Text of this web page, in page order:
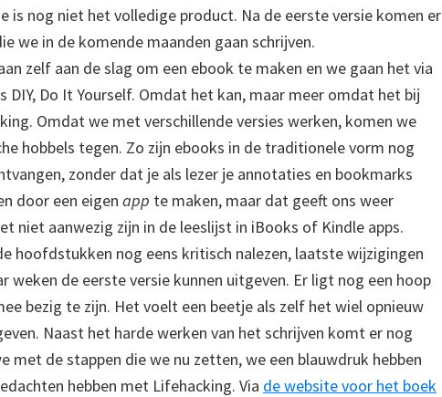
is nog niet het volledige product. Na de eerste versie komen er
we in de komende maanden gaan schrijven.
zelf aan de slag om een ebook te maken en we gaan het via
DIY, Do It Yourself. Omdat het kan, maar meer omdat het bij
Omdat we met verschillende versies werken, komen we
hobbels tegen. Zo zijn ebooks in de traditionele vorm nog
zonder dat je als lezer je annotaties en bookmarks
door een eigen app te maken, maar dat geeft ons weer
niet aanwezig zijn in de leeslijst in iBooks of Kindle apps.
hoofdstukken nog eens kritisch nalezen, laatste wijzigingen
weken de eerste versie kunnen uitgeven. Er ligt nog een hoop
bezig te zijn. Het voelt een beetje als zelf het wiel opnieuw
Naast het harde werken van het schrijven komt er nog
met de stappen die we nu zetten, we een blauwdruk hebben
hebben met Lifehacking. Via de website voor het boek